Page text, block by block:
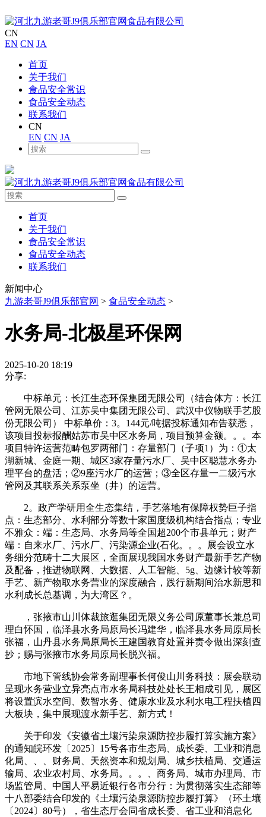
CN
EN CN JA
首页
关于我们
食品安全常识
食品安全动态
联系我们
CN
EN CN JA
首页
关于我们
食品安全常识
食品安全动态
联系我们
新闻中心
九游老哥J9俱乐部官网 > 食品安全动态 >
水务局-北极星环保网
2025-10-20 18:19
分享:
中标单元：长江生态环保集团无限公司（结合体方：长江
管网无限公司、江苏吴中集团无限公司、武汉中仪物联手艺股
份无限公司） 中标单价：3。144元/吨据投标通知布告获悉，
该项目投标报酬姑苏市吴中区水务局，项目预算金额。。。本
项目特许运营范畴包罗两部门：存量部门（子项1）为：①太
湖新城、金庭一期、城区3家存量污水厂、吴中区聪慧水务办
理平台的盘活；②9座污水厂的运营；③全区存量一二级污水
管网及其联系关系泵坐（井）的运营。
2。政产学研用全生态集结，手艺落地有保障权势巨子指
点：生态部分、水利部分等数十家国度级机构结合指点；专业
不雅众：端：生态局、水务局等全国超200个市县单元；财产
端：自来水厂、污水厂、污染源企业(石化。。。展会设立水
务细分范畴十二大展区，全面展现我国水务财产最新手艺产物
及配备，推进物联网、大数据、人工智能、5g、边缘计较等新
手艺、新产物取水务营业的深度融合，践行新期间治水新思和
水利成长总基调，为大湾区？。
，张掖市山川体裁旅逛集团无限义务公司原董事长兼总司
理白怀国，临泽县水务局原局长冯建华，临泽县水务局原局长
张福，山丹县水务局原局长王建国教育处置并责令做出深刻查
抄；赐与张掖市水务局原局长脱兴福。
市地下管线协会常务副理事长何俊山川务科技：展会联动
呈现水务营业立异亮点市水务局科技处处长王相成引见，展区
将设置滨水空间、数智水务、健康水业及水利水电工程扶植四
大板块，集中展现渡水新手艺、新方式！
关于印发《安徽省土壤污染泉源防控步履打算实施方案》
的通知皖环发〔2025〕15号各市生态局、成长委、工业和消息
化局、、、财务局、天然资本和规划局、城乡扶植局、交通运
输局、农业农村局、水务局。。。、商务局、城市办理局、市
场监管局、中国人平易近银行各市分行：为贯彻落实生态部等
十八部委结合印发的《土壤污染泉源防控步履打算》（环土壤
〔2024〕80号），省生态厅会同省成长委、省工业和消息化